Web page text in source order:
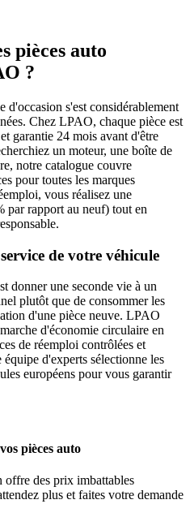
pièces auto
?
d'occasion s'est considérablement
Chez LPAO, chaque pièce est
garantie 24 mois avant d'être
un moteur, une boîte de
notre catalogue couvre
pour toutes les marques
vous réalisez une
par rapport au neuf) tout en
de votre véhicule
donner une seconde vie à un
plutôt que de consommer les
d'une pièce neuve. LPAO
d'économie circulaire en
de réemploi contrôlées et
d'experts sélectionne les
européens pour vous garantir
pièces auto
offre des prix imbattables
plus et faites votre demande